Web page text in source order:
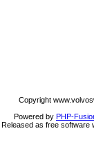
Copyright
Powered by PHP-
Released as free software